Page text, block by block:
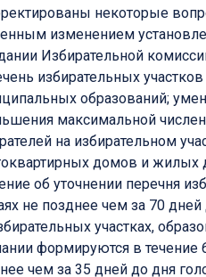
некоторые
изменением
Избирательной
избирательных
образований;
максимальной
на избирательном
домов и жилых
об уточнении перечня
не позднее чем за 70
участках,
формируются в течение
чем за 35 дней до дня